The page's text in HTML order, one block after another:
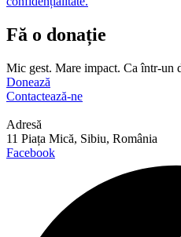
Fă o donație
Mic gest. Mare impact. Ca într-un
Donează
Contactează-ne
Adresă
11 Piața Mică, Sibiu, România
Facebook